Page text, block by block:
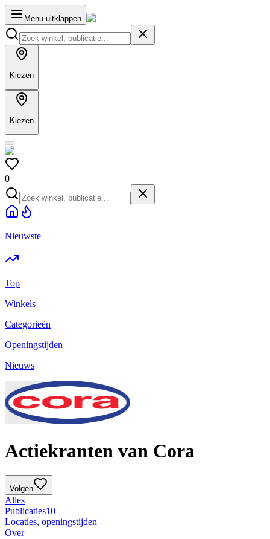
Menu uitklappen
Kiezen
Kiezen
0
Nieuwste
Top
Winkels
Categorieën
Openingstijden
Nieuws
Actiekranten van Cora
Volgen
Alles
Publicaties10
Locaties, openingstijden
Over